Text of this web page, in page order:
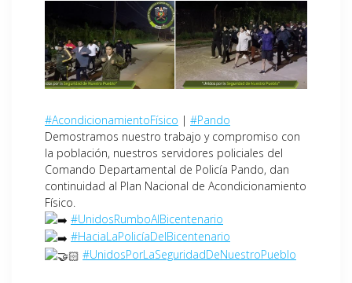
#AcondicionamientoFísico | #Pando
Demostramos nuestro trabajo y compromiso con
la población, nuestros servidores policiales del
Comando Departamental de Policía Pando, dan
continuidad al Plan Nacional de Acondicionamiento
Físico.
#UnidosRumboAlBicentenario
#HaciaLaPolicíaDelBicentenario
#UnidosPorLaSeguridadDeNuestroPueblo